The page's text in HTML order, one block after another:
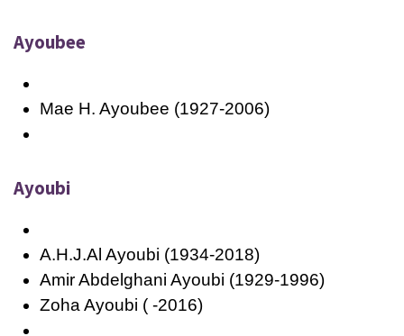
Ayoubee
Mae H. Ayoubee (1927-2006)
Ayoubi
A.H.J.Al Ayoubi (1934-2018)
Amir Abdelghani Ayoubi (1929-1996)
Zoha Ayoubi ( -2016)